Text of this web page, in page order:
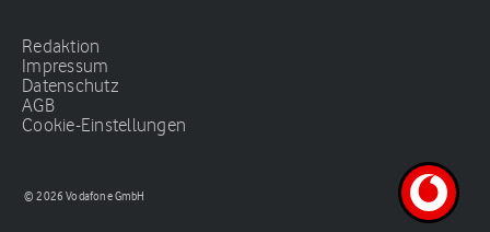
Redaktion
Impressum
Datenschutz
AGB
Cookie-Einstellungen
© 2026 Vodafone GmbH